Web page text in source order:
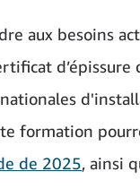
aux besoins
formation
de 2025, ainsi